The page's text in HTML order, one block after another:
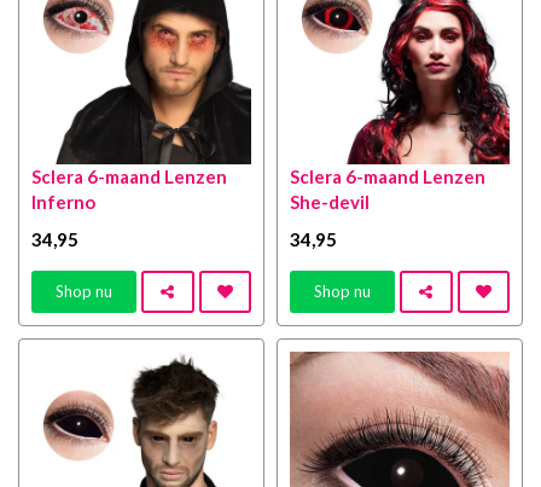
Sclera 6-maand Lenzen
Inferno
34,95
Shop nu
Sclera 6-maand Lenzen
She-devil
34,95
Shop nu